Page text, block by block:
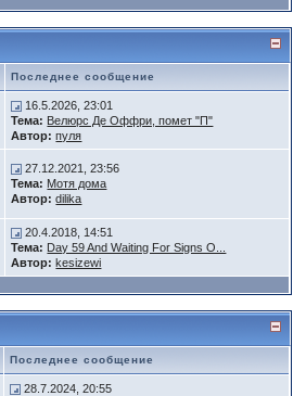
Последнее сообщение
16.5.2026, 23:01
Тема: Велюрс Де Оффри, помет "П"
Автор: пуля
27.12.2021, 23:56
Тема: Мотя дома
Автор: dilika
20.4.2018, 14:51
Тема: Day 59 And Waiting For Signs O...
Автор: kesizewi
Последнее сообщение
28.7.2024, 20:55